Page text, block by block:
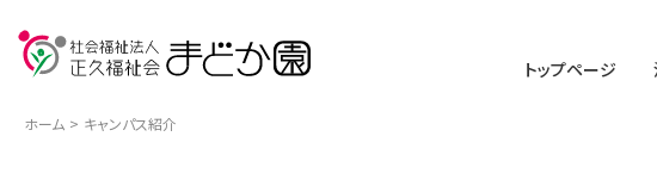
トップページ
ホーム キャンパス紹介